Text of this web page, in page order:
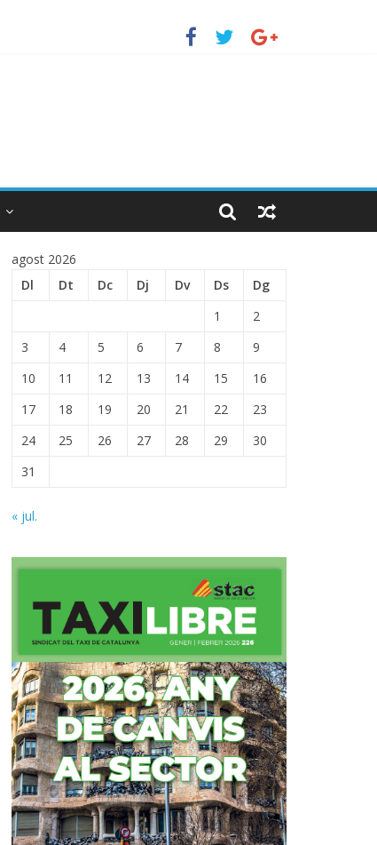
agost 2026
Dl
Dt Dc Dj Dv Ds
Dg
1
2
3
4 5 6 7 8
9
10
11 12 13 14 15
16
17
18 19 20 21 22
23
24
25 26 27 28 29
30
31
« jul.